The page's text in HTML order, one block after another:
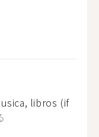
libros (if